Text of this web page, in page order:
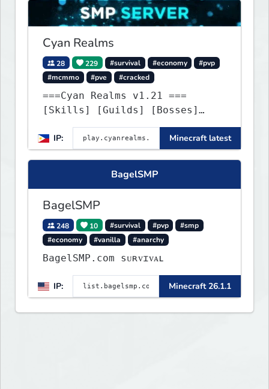
Cyan Realms
28 229 #survival #economy
#pvp
#mcmmo
#pve #cracked
===Cyan Realms v1.21 ===
[Skills] [Guilds] [Bosses]
[Unique] [No Griefing]
IP:
Minecraft latest
BagelSMP
BagelSMP
248 10 #survival #pvp
#smp
#economy
#vanilla #anarchy
BagelSMP.com ѕᴜʀᴠɪᴠᴀʟ
IP: Minecraft 26.1.1